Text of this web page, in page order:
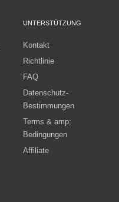
UNTERSTÜTZUNG
Kontakt
Richtlinie
FAQ
Datenschutz-
Bestimmungen
Terms & amp;
Bedingungen
Affiliate